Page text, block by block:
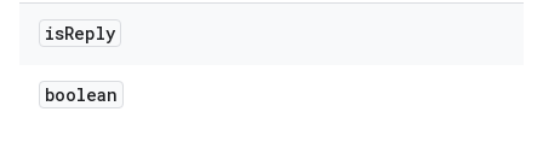
isReply
boolean